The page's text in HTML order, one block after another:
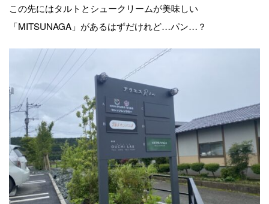
この先にはタルトとシュークリームが美味しい
「MITSUNAGA」があるはずだけれど…パン…？